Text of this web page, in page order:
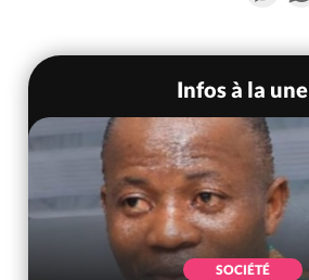
Infos à la une
SOCIÉTÉ